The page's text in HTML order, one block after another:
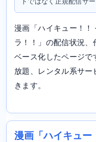
漫画「ハイキュー！！
ラ！！」の配信状況、
ベース化したページで
放題、レンタル系サ
きます。
漫画「ハイキュー